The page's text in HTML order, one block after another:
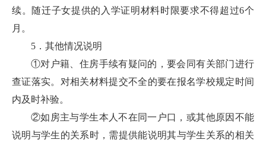
续。随迁子女提供的入学证明材料时限要求不得超过6个
月。
5．其他情况说明
①对户籍、住房手续有疑问的，要会同有关部门进行
查证落实。对相关材料提交不全的要在报名学校规定时间
内及时补验。
②如房主与学生本人不在同一户口，或其他原因不能
说明与学生的关系时，需提供能说明其与学生关系的相关